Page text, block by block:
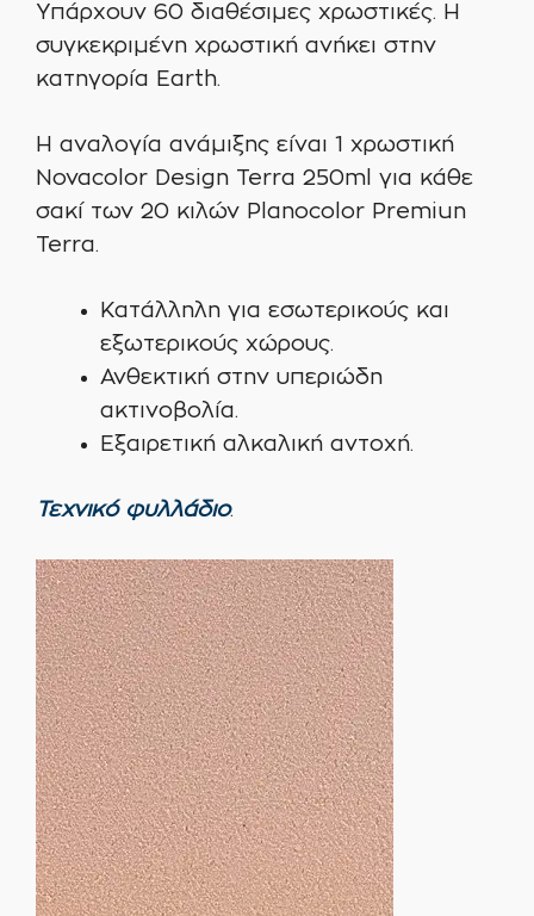
Υπάρχουν 60 διαθέσιμες χρωστικές. Η
συγκεκριμένη χρωστική ανήκει στην
κατηγορία Earth.
Η αναλογία ανάμιξης είναι 1 χρωστική
Novacolor Design Terra 250ml για κάθε
σακί των 20 κιλών Planocolor Premiun
Terra.
Κατάλληλη για εσωτερικούς και
εξωτερικούς χώρους.
Ανθεκτική στην υπεριώδη
ακτινοβολία.
Εξαιρετική αλκαλική αντοχή.
Τεχνικό φυλλάδιο.